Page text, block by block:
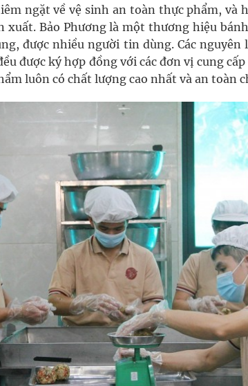
ngặt về vệ sinh an toàn thực phẩm, và
xuất. Bảo Phương là một thương hiệu
được nhiều người tin dùng. Các nguyên
được ký hợp đồng với các đơn vị cung
luôn có chất lượng cao nhất và an toàn